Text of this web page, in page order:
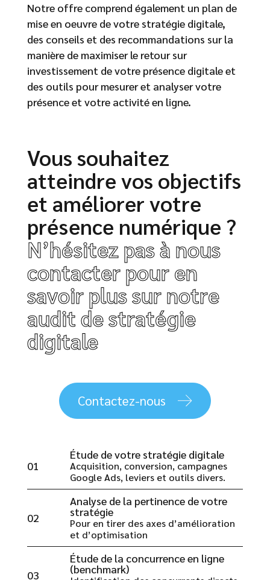
Notre offre comprend également un plan de
mise en oeuvre de votre stratégie digitale,
des conseils et des recommandations sur la
manière de maximiser le retour sur
investissement de votre présence digitale et
des outils pour mesurer et analyser votre
présence et votre activité en ligne.
Vous souhaitez
atteindre vos objectifs
et améliorer votre
présence numérique ?
N’hésitez pas à nous
contacter pour en
savoir plus sur notre
audit de stratégie
digitale
Contactez-nous
01
Étude de votre stratégie digitale
Acquisition, conversion, campagnes
Google Ads, leviers et outils divers.
02
Analyse de la pertinence de votre
stratégie
Pour en tirer des axes d’amélioration
et d’optimisation
03
Étude de la concurrence en ligne
(benchmark)